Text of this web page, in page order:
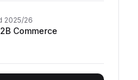
2025/26
Commerce